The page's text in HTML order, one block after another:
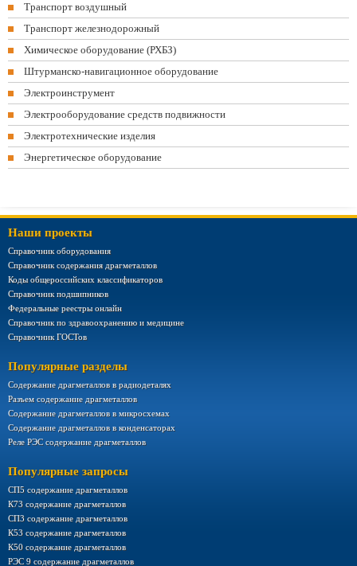
Транспорт воздушный
Транспорт железнодорожный
Химическое оборудование (РХБЗ)
Штурманско-навигационное оборудование
Электроинструмент
Электрооборудование средств подвижности
Электротехнические изделия
Энергетическое оборудование
Наши проекты
Справочник оборудования
Справочник содержания драгметаллов
Коды общероссийских классификаторов
Справочник подшипников
Федеральные реестры онлайн
Справочник по здравоохранению и медицине
Справочник ГОСТов
Популярные разделы
Содержание драгметаллов в радиодеталях
Разъем содержание драгметаллов
Содержание драгметаллов в микросхемах
Содержание драгметаллов в конденсаторах
Реле РЭС содержание драгметаллов
Популярные запросы
СП5 содержание драгметаллов
К73 содержание драгметаллов
СП3 содержание драгметаллов
К53 содержание драгметаллов
К50 содержание драгметаллов
РЭС 9 содержание драгметаллов